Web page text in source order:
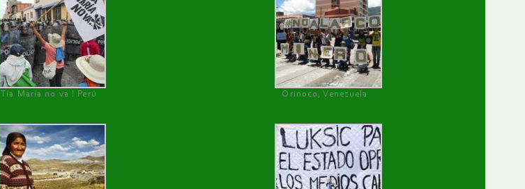
Tía María no va ! Perú Orinoco, Venezuela